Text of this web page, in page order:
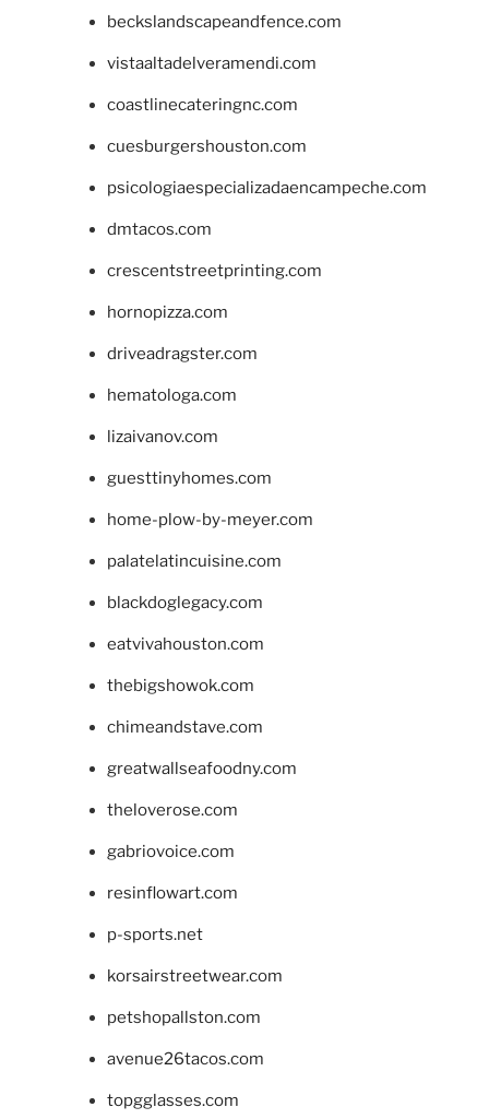
beckslandscapeandfence.com
vistaaltadelveramendi.com
coastlinecateringnc.com
cuesburgershouston.com
psicologiaespecializadaencampeche.com
dmtacos.com
crescentstreetprinting.com
hornopizza.com
driveadragster.com
hematologa.com
lizaivanov.com
guesttinyhomes.com
home-plow-by-meyer.com
palatelatincuisine.com
blackdoglegacy.com
eatvivahouston.com
thebigshowok.com
chimeandstave.com
greatwallseafoodny.com
theloverose.com
gabriovoice.com
resinflowart.com
p-sports.net
korsairstreetwear.com
petshopallston.com
avenue26tacos.com
topgglasses.com